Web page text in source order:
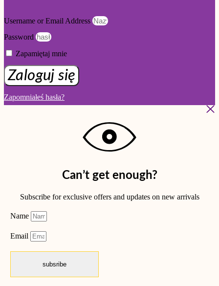
Username or Email Address
Password
Zapamiętaj mnie
Zaloguj się
Zapomniałeś hasła?
Can’t get enough?
Subscribe for exclusive offers and updates on new arrivals
Name
Email
subsribe